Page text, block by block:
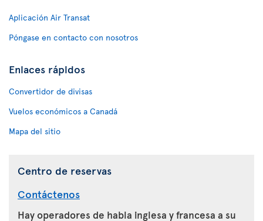
Aplicación Air Transat
Póngase en contacto con nosotros
Enlaces rápidos
Convertidor de divisas
Vuelos económicos a Canadá
Mapa del sitio
Centro de reservas
Contáctenos
Hay operadores de habla inglesa y francesa a su